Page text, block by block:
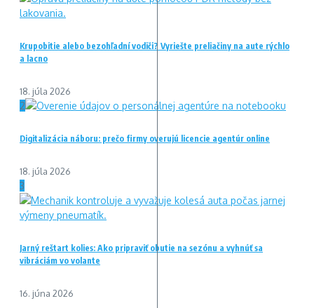
Krupobitie alebo bezohľadní vodiči? Vyriešte preliačiny na aute rýchlo
a lacno
18. júla 2026
2
Digitalizácia náboru: prečo firmy overujú licencie agentúr online
18. júla 2026
3
Jarný reštart kolies: Ako pripraviť obutie na sezónu a vyhnúť sa
vibráciám vo volante
16. júna 2026